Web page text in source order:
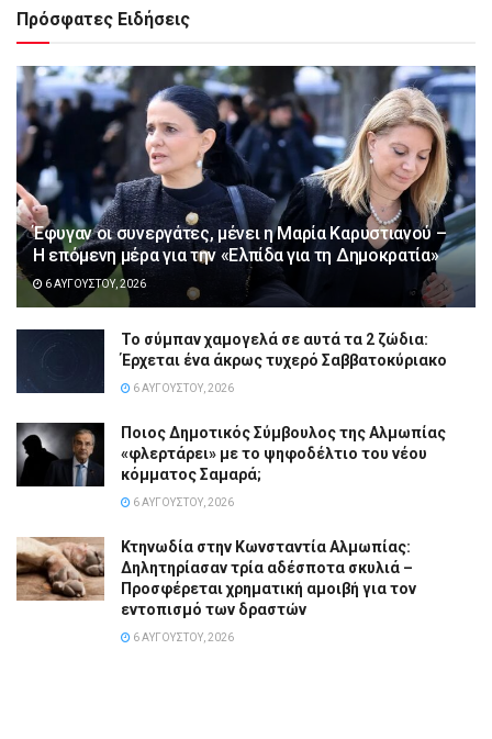
Πρόσφατες Ειδήσεις
Έφυγαν οι συνεργάτες, μένει η Μαρία Καρυστιανού –
Η επόμενη μέρα για την «Ελπίδα για τη Δημοκρατία»
6 ΑΥΓΟΎΣΤΟΥ, 2026
Το σύμπαν χαμογελά σε αυτά τα 2 ζώδια:
Έρχεται ένα άκρως τυχερό Σαββατοκύριακο
6 ΑΥΓΟΎΣΤΟΥ, 2026
Ποιος Δημοτικός Σύμβουλος της Αλμωπίας
«φλερτάρει» με το ψηφοδέλτιο του νέου
κόμματος Σαμαρά;
6 ΑΥΓΟΎΣΤΟΥ, 2026
Κτηνωδία στην Κωνσταντία Αλμωπίας:
Δηλητηρίασαν τρία αδέσποτα σκυλιά –
Προσφέρεται χρηματική αμοιβή για τον
εντοπισμό των δραστών
6 ΑΥΓΟΎΣΤΟΥ, 2026